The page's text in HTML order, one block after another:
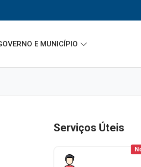
E MUNICÍPIO
Serviços Úteis